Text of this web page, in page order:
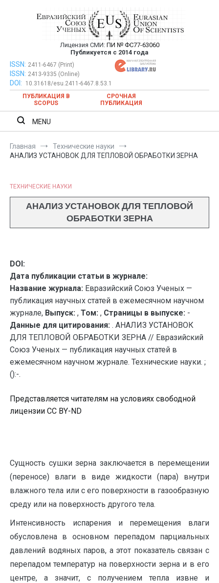
Евразийский Союз Ученых —
публикация научных статей в
ежемесячном научном журнале
Лицензия СМИ: ПИ № ФС77-63060
Публикуется с 2014 года
Евразийский Союз Ученых — публикация научных статей в
ежемесячном научном журнале
ISSN: 2411-6467 (Print)
ISSN: 2413-9335 (Online)
DOI:
10.31618/esu.2411-6467.8.53.1
ПУБЛИКАЦИЯ В
SCOPUS
СРОЧНАЯ
ПУБЛИКАЦИЯ
MENU
Главная
Технические науки
АНАЛИЗ УСТАНОВОК ДЛЯ ТЕПЛОВОЙ ОБРАБОТКИ ЗЕРНА
ТЕХНИЧЕСКИЕ НАУКИ
АНАЛИЗ УСТАНОВОК ДЛЯ ТЕПЛОВОЙ
ОБРАБОТКИ ЗЕРНА
DOI:
Дата публикации статьи в журнале:
Название журнала: Евразийский Союз Ученых —
публикация научных статей в ежемесячном научном
журнале, Выпуск: , Том: , Страницы в выпуске: -
Данные для цитирования: . АНАЛИЗ УСТАНОВОК
ДЛЯ ТЕПЛОВОЙ ОБРАБОТКИ ЗЕРНА // Евразийский
Союз Ученых — публикация научных статей в
ежемесячном научном журнале. Технические науки. ;
():-.
Представляется читателям на условиях свободной
лицензии CC BY-ND
Сущность сушки зерна заключается в перемещении
(переносе) влаги в виде жидкости (пара) внутри
влажного тела или с его поверхности в газообразную
среду или на поверхность другого тела.
Интенсивность испарения и перемещения влаги
обусловлена в основном перепадом парциальных
давлений водяных паров, а этот показатель связан с
перепадом температур на поверхности зерна и в его
центре, а значит, с получением тепла извне и